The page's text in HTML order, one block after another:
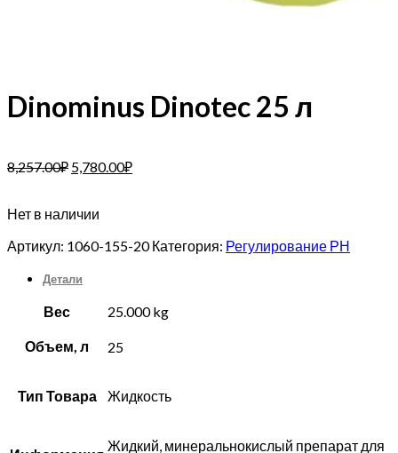
Dinominus Dinotec 25 л
8,257.00₽ 5,780.00₽
Нет в наличии
Артикул: 1060-155-20 Категория: Регулирование РН
Детали
Вес 25.000 kg
Объем, л 25
Тип Товара Жидкость
Жидкий, минеральнокислый препарат для